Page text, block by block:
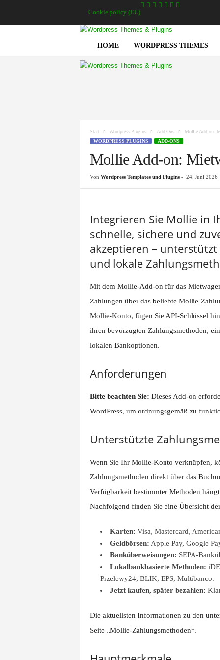
Cookie policy (EU)
HOME WORDPRESS THEMES
g
Start Wordpress Plugins Add-Ons
Mollie Add-on:
WORDPRESS PLUGINS
ADD-ONS
Mollie Add-on:
Von Wordpress Templates und Plugins- 24. Juni 2026
Integrieren Sie Mollie in
schnelle, sichere und
akzeptieren –
und lokale
Mit dem Mollie-Add-on für das
Zahlungen über das beliebte Mollie-
Mollie-Konto, fügen Sie API-Schlüssel
ihren bevorzugten Zahlungsmethoden,
lokalen Bankoptionen.
Anforderungen
Bitte beachten Sie: Dieses Add-on
WordPress, um ordnungsgemäß zu
Unterstützte
Wenn Sie Ihr Mollie-Konto verknüpfen,
Zahlungsmethoden direkt über das
Verfügbarkeit bestimmter Methoden
Nachfolgend finden Sie eine Übersicht
Karten: Visa, Mastercard,
Geldbörsen: Apple Pay, Google
Banküberweisungen: SEPA-
Lokalbankbasierte Methoden:
Przelewy24, BLIK, EPS, Multibanco.
Jetzt kaufen, später bezahlen:
Die aktuellsten Informationen zu den
Seite „Mollie-Zahlungsmethoden“.